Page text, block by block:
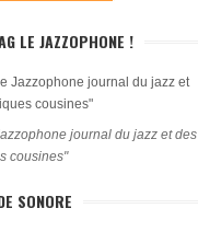
LE JAZZOPHONE !
journal du jazz et des
cousines"
SONORE